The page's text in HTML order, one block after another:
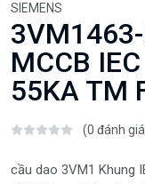
SIEMENS
MCCB
55KA TM
(0 đánh
cầu dao 3VM1 Khung